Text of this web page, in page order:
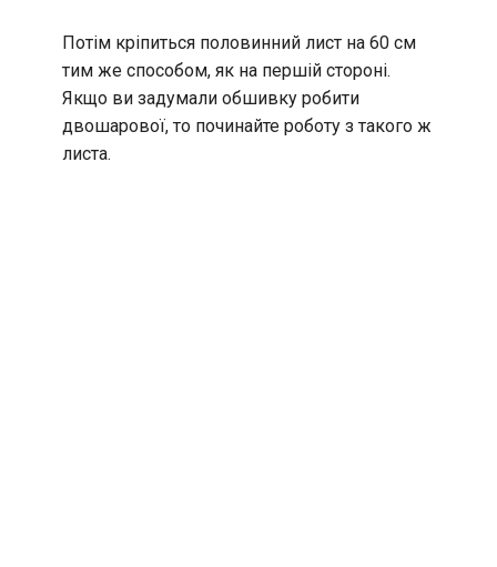
Потім кріпиться половинний лист на 60 см
тим же способом, як на першій стороні.
Якщо ви задумали обшивку робити
двошарової, то починайте роботу з такого ж
листа.